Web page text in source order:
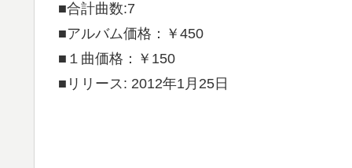
■合計曲数:7
■アルバム価格：￥450
■１曲価格：￥150
■リリース: 2012年1月25日